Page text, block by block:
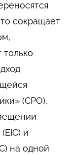
сокращает
(CPO),
и
на одной